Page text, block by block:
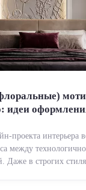
идеи
проекта интерьера
между
Даже в строгих